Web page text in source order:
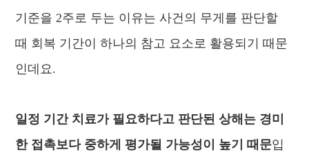
기준을 2주로 두는 이유는 사건의 무게를 판단할
때 회복 기간이 하나의 참고 요소로 활용되기 때문
인데요.
일정 기간 치료가 필요하다고 판단된 상해는 경미
한 접촉보다 중하게 평가될 가능성이 높기 때문입